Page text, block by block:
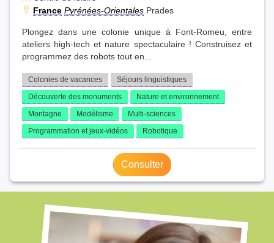
France Pyrénées-Orientales Prades
Plongez dans une colonie unique à Font-Romeu, entre
ateliers high-tech et nature spectaculaire ! Construisez et
programmez des robots tout en...
Colonies de vacances
Séjours linguistiques
Découverte des monuments
Nature et environnement
Montagne
Modélisme
Multi-sciences
Programmation et jeux-vidéos
Robotique
Consulter